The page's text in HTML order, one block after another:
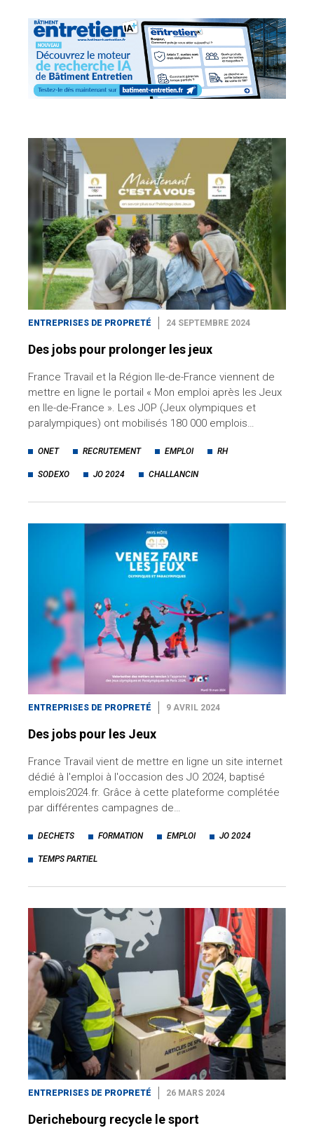
ENTREPRISES DE PROPRETÉ 24 SEPTEMBRE 2024
Des jobs pour prolonger les jeux
France Travail et la Région Ile-de-France viennent de
mettre en ligne le portail « Mon emploi après les Jeux
en Ile-de-France ». Les JOP (Jeux olympiques et
paralympiques) ont mobilisés 180 000 emplois…
ONET RECRUTEMENT EMPLOI RH
SODEXO JO 2024 CHALLANCIN
ENTREPRISES DE PROPRETÉ 9 AVRIL 2024
Des jobs pour les Jeux
France Travail vient de mettre en ligne un site internet
dédié à l'emploi à l'occasion des JO 2024, baptisé
emplois2024.fr. Grâce à cette plateforme complétée
par différentes campagnes de…
DECHETS FORMATION EMPLOI JO 2024
TEMPS PARTIEL
ENTREPRISES DE PROPRETÉ 26 MARS 2024
Derichebourg recycle le sport